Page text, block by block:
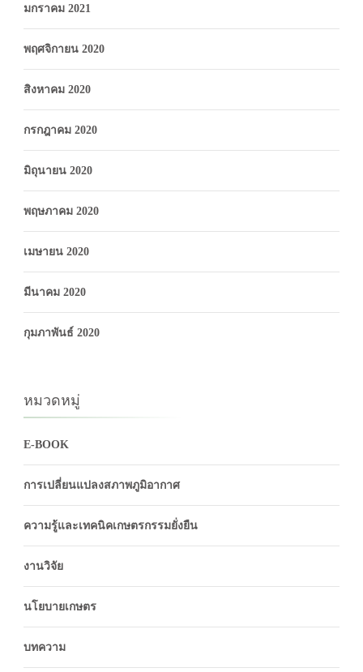
มกราคม 2021
พฤศจิกายน 2020
สิงหาคม 2020
กรกฎาคม 2020
มิถุนายน 2020
พฤษภาคม 2020
เมษายน 2020
มีนาคม 2020
กุมภาพันธ์ 2020
หมวดหมู่
E-BOOK
การเปลี่ยนแปลงสภาพภูมิอากาศ
ความรู้และเทคนิคเกษตรกรรมยั่งยืน
งานวิจัย
นโยบายเกษตร
บทความ